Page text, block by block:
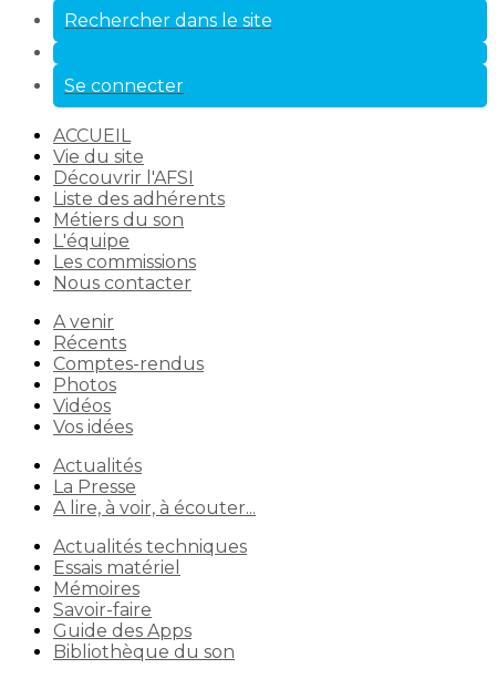
Rechercher dans le site
Se connecter
ACCUEIL
Vie du site
Découvrir l'AFSI
Liste des adhérents
Métiers du son
L'équipe
Les commissions
Nous contacter
A venir
Récents
Comptes-rendus
Photos
Vidéos
Vos idées
Actualités
La Presse
A lire, à voir, à écouter...
Actualités techniques
Essais matériel
Mémoires
Savoir-faire
Guide des Apps
Bibliothèque du son